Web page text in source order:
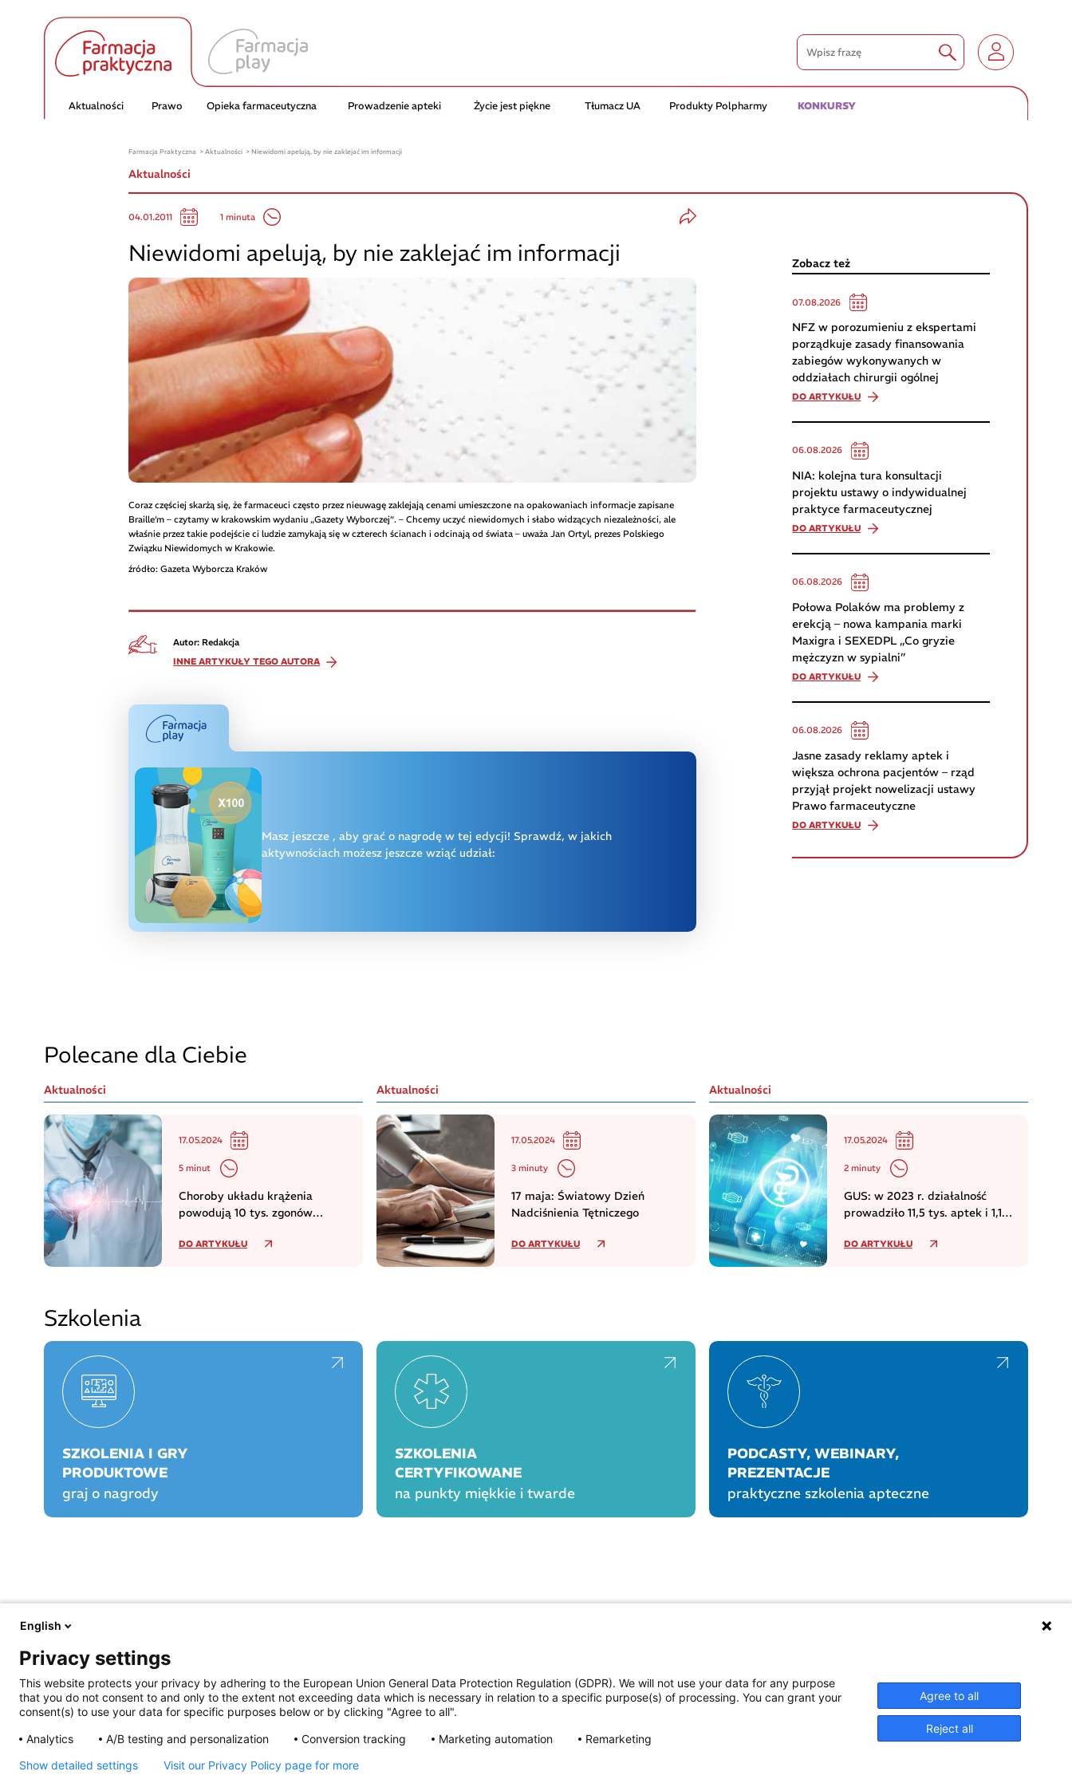
Aktualności Prawo Opieka farmaceutyczna Prowadzenie apteki Życie jest piękne Tłumacz UA Produkty Polpharmy KONKURSY
Farmacja Praktyczna Aktualności Niewidomi apelują, by nie zaklejać im informacji
Aktualności
04.01.2011 1 minuta
Niewidomi apelują, by nie zaklejać im informacji
Coraz częściej skarżą się, że farmaceuci często przez nieuwagę zaklejają cenami umieszczone na opakowaniach informacje zapisane
Braille’m – czytamy w krakowskim wydaniu „Gazety Wyborczej”. – Chcemy uczyć niewidomych i słabo widzących niezależności, ale
właśnie przez takie podejście ci ludzie zamykają się w czterech ścianach i odcinają od świata – uważa Jan Ortyl, prezes Polskiego
Związku Niewidomych w Krakowie.
źródło: Gazeta Wyborcza Kraków
Autor: Redakcja
INNE ARTYKUŁY TEGO AUTORA
Masz jeszcze , aby grać o nagrodę w tej edycji! Sprawdź, w jakich
aktywnościach możesz jeszcze wziąć udział:
Zobacz też
07.08.2026
NFZ w porozumieniu z ekspertami
porządkuje zasady finansowania
zabiegów wykonywanych w
oddziałach chirurgii ogólnej
DO ARTYKUŁU
06.08.2026
NIA: kolejna tura konsultacji
projektu ustawy o indywidualnej
praktyce farmaceutycznej
DO ARTYKUŁU
06.08.2026
Połowa Polaków ma problemy z
erekcją – nowa kampania marki
Maxigra i SEXEDPL „Co gryzie
mężczyzn w sypialni”
DO ARTYKUŁU
06.08.2026
Jasne zasady reklamy aptek i
większa ochrona pacjentów – rząd
przyjął projekt nowelizacji ustawy
Prawo farmaceutyczne
DO ARTYKUŁU
Polecane dla Ciebie
Aktualności
17.05.2024
5 minut
Choroby układu krążenia
powodują 10 tys. zgonów
WHO
DO ARTYKUŁU
Aktualności
17.05.2024
3 minuty
17 maja: Światowy Dzień
Nadciśnienia Tętniczego
DO ARTYKUŁU
Aktualności
17.05.2024
2 minuty
GUS: w 2023 r. działalność
prowadziło 11,5 tys. aptek i 1,1
DO ARTYKUŁU
Szkolenia
SZKOLENIA I GRY
PRODUKTOWE
graj o nagrody
SZKOLENIA
CERTYFIKOWANE
na punkty miękkie i twarde
PODCASTY, WEBINARY,
PREZENTACJE
praktyczne szkolenia apteczne
O nas
Aktualności
Prawo
Opieka farmaceutyczna
Prowadzenie apteki
Archiwum e-wydań
Przydatne linki
Graj o nagrody!
Rankingi
Szkolenia certyfikowane
Regulamin serwisu
Regulamin konkursu Farmacja Play
Regulamin konkursu Lakcid Entero
Regulamin konkursu Biotebal
English
Privacy settings
This website protects your privacy by adhering to the European Union General Data Protection Regulation (GDPR). We will not use your data for any purpose
that you do not consent to and only to the extent not exceeding data which is necessary in relation to a specific purpose(s) of processing. You can grant your
consent(s) to use your data for specific purposes below or by clicking "Agree to all".
Analytics
A/B testing and personalization Conversion tracking Marketing automation Remarketing
Agree to all
Reject all
Show detailed settings Visit our Privacy Policy page for more